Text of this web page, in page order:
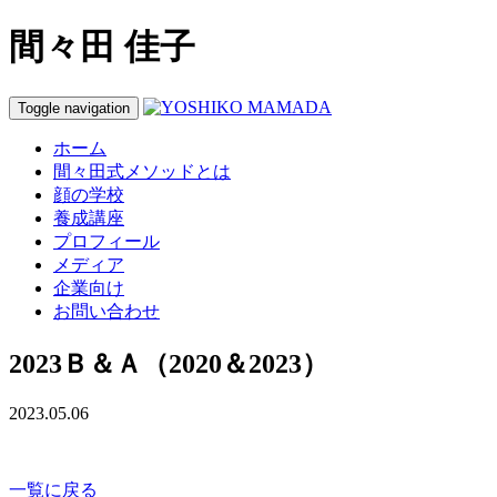
間々田 佳子
Toggle navigation
ホーム
間々田式メソッドとは
顔の学校
養成講座
プロフィール
メディア
企業向け
お問い合わせ
2023Ｂ＆Ａ（2020＆2023）
2023.05.06
一覧に戻る